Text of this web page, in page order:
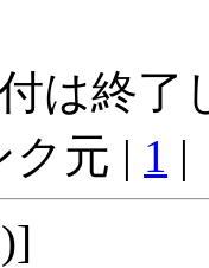
は終了
ク元 | 1 |